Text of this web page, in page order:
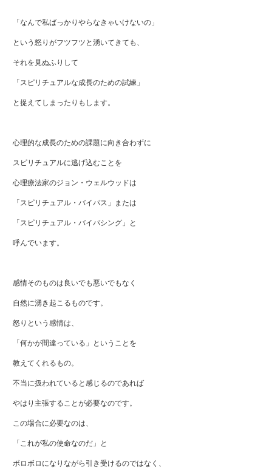
「なんで私ばっかりやらなきゃいけないの」
という怒りがフツフツと湧いてきても、
それを見ぬふりして
「スピリチュアルな成長のための試練」
と捉えてしまったりもします。
心理的な成長のための課題に向き合わずに
スピリチュアルに逃げ込むことを
心理療法家のジョン・ウェルウッドは
「スピリチュアル・バイパス」または
「スピリチュアル・バイパシング」と
呼んでいます。
感情そのものは良いでも悪いでもなく
自然に湧き起こるものです。
怒りという感情は、
「何かが間違っている」ということを
教えてくれるもの。
不当に扱われていると感じるのであれば
やはり主張することが必要なのです。
この場合に必要なのは、
「これが私の使命なのだ」と
ボロボロになりながら引き受けるのではなく、